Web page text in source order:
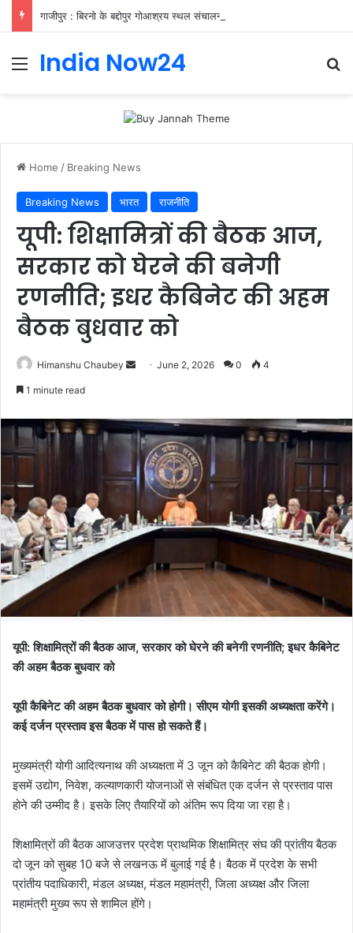
गाजीपुर : बिरनो के बद्दोपुर गोआश्रय स्थल संचालन के लिए आवेदन आमंत्रित
India Now24
Home / Breaking News
Breaking News भारत राजनीति
यूपी: शिक्षामित्रों की बैठक आज,
सरकार को घेरने की बनेगी
रणनीति; इधर कैबिनेट की अहम
बैठक बुधवार को
Himanshu Chaubey June 2, 2026 0 4
1 minute read
यूपी: शिक्षामित्रों की बैठक आज, सरकार को घेरने की बनेगी रणनीति; इधर कैबिनेट
की अहम बैठक बुधवार को
यूपी कैबिनेट की अहम बैठक बुधवार को होगी। सीएम योगी इसकी अध्यक्षता करेंगे।
कई दर्जन प्रस्ताव इस बैठक में पास हो सकते हैं।
मुख्यमंत्री योगी आदित्यनाथ की अध्यक्षता में 3 जून को कैबिनेट की बैठक होगी।
इसमें उद्योग, निवेश, कल्याणकारी योजनाओं से संबंधित एक दर्जन से प्रस्ताव पास
होने की उम्मीद है। इसके लिए तैयारियों को अंतिम रूप दिया जा रहा है।
शिक्षामित्रों की बैठक आजउत्तर प्रदेश प्राथमिक शिक्षामित्र संघ की प्रांतीय बैठक
दो जून को सुबह 10 बजे से लखनऊ में बुलाई गई है। बैठक में प्रदेश के सभी
प्रांतीय पदाधिकारी, मंडल अध्यक्ष, मंडल महामंत्री, जिला अध्यक्ष और जिला
महामंत्री मुख्य रूप से शामिल होंगे।